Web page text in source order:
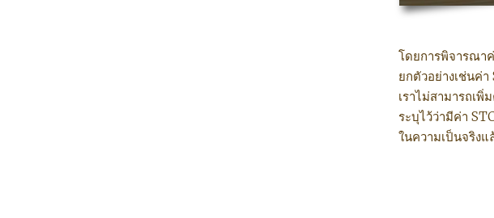
โดยการพิจารณา
ยกตัวอย่างเช่นค่
เราไม่สามารถเพิ่
ระบุไว้ว่ามีค่า
ในความเป็นจริง